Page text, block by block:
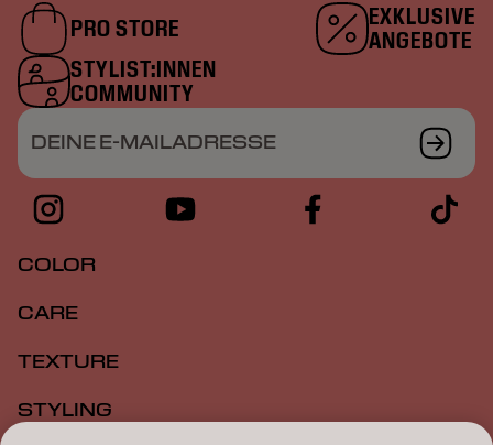
PRO STORE
EXKLUSIVE
ANGEBOTE
STYLIST:INNEN
COMMUNITY
DEINE E-MAILADRESSE
COLOR
CARE
TEXTURE
STYLING